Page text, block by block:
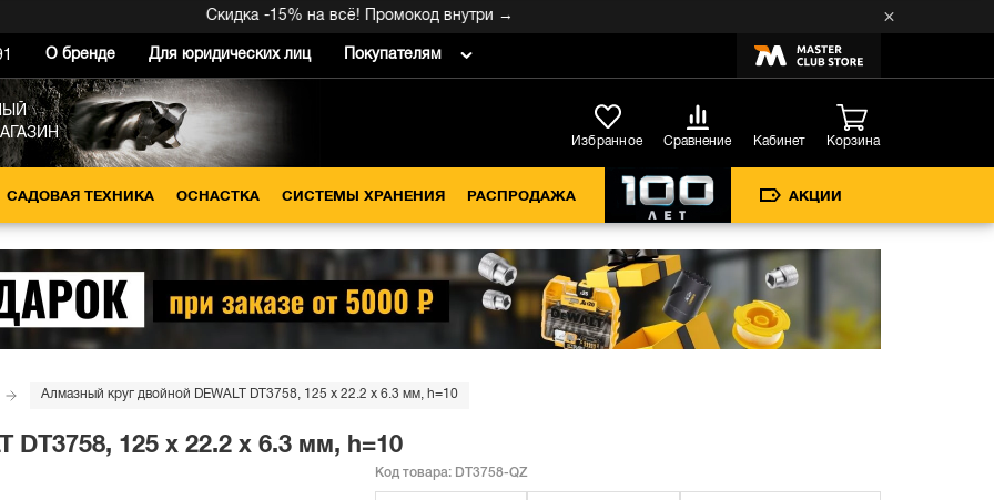
Скидка -15% на всё! Промокод внутри →
О бренде Для юридических лиц Покупателям
Избранное Сравнение Кабинет Корзина
САДОВАЯ ТЕХНИКА ОСНАСТКА СИСТЕМЫ ХРАНЕНИЯ РАСПРОДАЖА АКЦИИ
Алмазный круг двойной DEWALT DT3758, 125 x 22.2 x 6.3 мм, h=10
DT3758, 125 x 22.2 x 6.3 мм, h=10
Код товара: DT3758-QZ